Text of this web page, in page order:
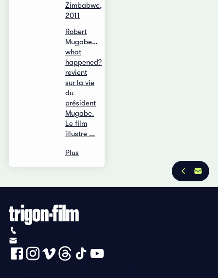
Zimbabwe,
2011
Robert
Mugabe…
what
happened?
revient
sur la vie
du
président
Mugabe.
Le film
illustre ...
Plus